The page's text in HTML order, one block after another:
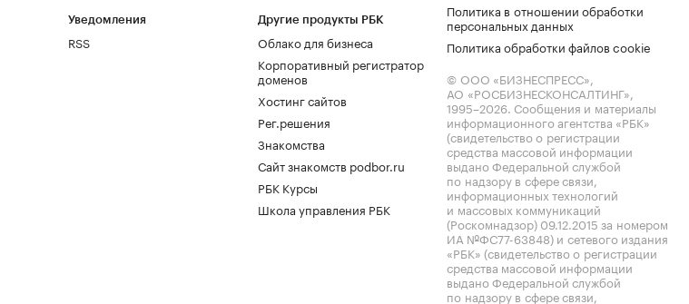
Уведомления
RSS
Другие продукты РБК
Облако для бизнеса
Корпоративный регистратор
доменов
Хостинг сайтов
Рег.решения
Знакомства
Сайт знакомств podbor.ru
РБК Курсы
Школа управления РБК
Политика в отношении обработки
персональных данных
Политика обработки файлов cookie
© ООО «БИЗНЕСПРЕСС»,
АО «РОСБИЗНЕСКОНСАЛТИНГ»,
1995–2026. Сообщения и материалы
информационного агентства «РБК»
(свидетельство о регистрации
средства массовой информации
выдано Федеральной службой
по надзору в сфере связи,
информационных технологий
и массовых коммуникаций
(Роскомнадзор) 09.12.2015 за номером
ИА №ФС77-63848) и сетевого издания
«РБК» (свидетельство о регистрации
средства массовой информации
выдано Федеральной службой
по надзору в сфере связи,